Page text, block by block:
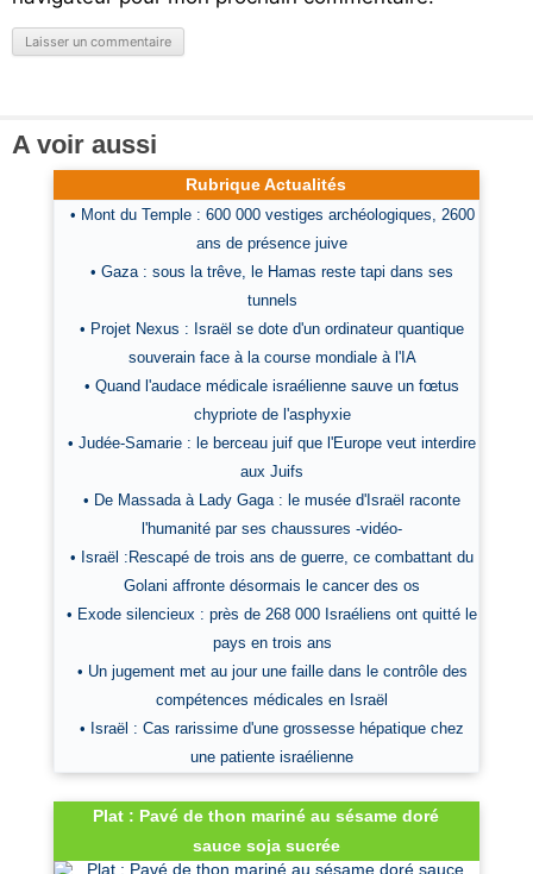
A voir aussi
Rubrique Actualités
• Mont du Temple : 600 000 vestiges archéologiques, 2600
ans de présence juive
• Gaza : sous la trêve, le Hamas reste tapi dans ses
tunnels
• Projet Nexus : Israël se dote d'un ordinateur quantique
souverain face à la course mondiale à l'IA
• Quand l'audace médicale israélienne sauve un fœtus
chypriote de l'asphyxie
• Judée-Samarie : le berceau juif que l'Europe veut interdire
aux Juifs
• De Massada à Lady Gaga : le musée d'Israël raconte
l'humanité par ses chaussures -vidéo-
• Israël :Rescapé de trois ans de guerre, ce combattant du
Golani affronte désormais le cancer des os
• Exode silencieux : près de 268 000 Israéliens ont quitté le
pays en trois ans
• Un jugement met au jour une faille dans le contrôle des
compétences médicales en Israël
• Israël : Cas rarissime d'une grossesse hépatique chez
une patiente israélienne
Plat : Pavé de thon mariné au sésame doré
sauce soja sucrée